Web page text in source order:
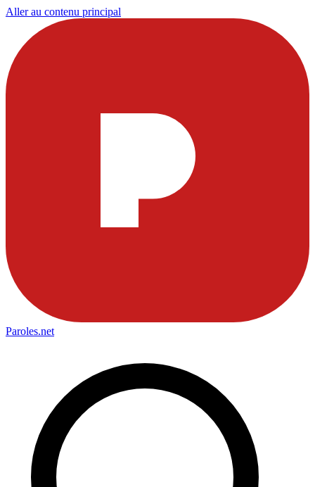
Aller au contenu principal
Paroles.net